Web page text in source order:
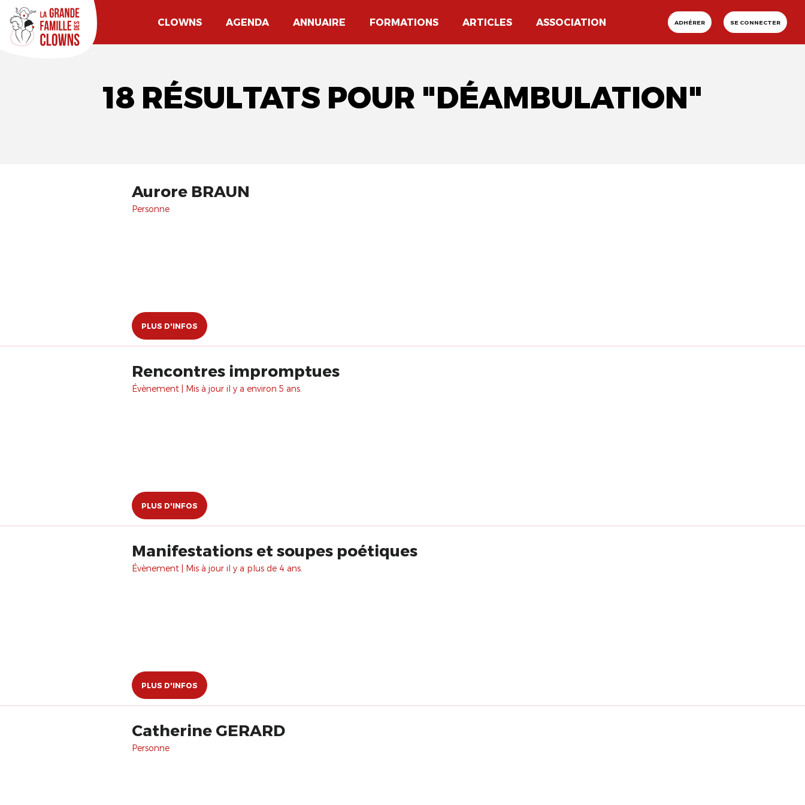
CLOWNS AGENDA ANNUAIRE FORMATIONS ARTICLES ASSOCIATION ADHÉRER SE CONNECTER
18 RÉSULTATS POUR "DÉAMBULATION"
Aurore BRAUN
Personne
PLUS D'INFOS
Rencontres impromptues
Évènement | Mis à jour il y a environ 5 ans.
PLUS D'INFOS
Manifestations et soupes poétiques
Évènement | Mis à jour il y a plus de 4 ans.
PLUS D'INFOS
Catherine GERARD
Personne